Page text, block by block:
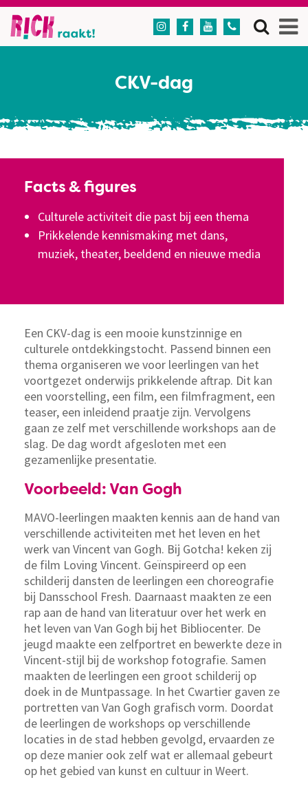
   
CKV-dag
Facts & figures
Culturele activiteit die past bij een thema
Prikkelende kennismaking met dans,
muziek, theater, beeldend en nieuwe media
Een CKV-dag is een mooie kunstzinnige en
culturele ontdekkingstocht. Passend binnen een
thema organiseren we voor leerlingen van het
voortgezet onderwijs prikkelende aftrap. Dit kan
een voorstelling, een film, een filmfragment, een
teaser, een inleidend praatje zijn. Vervolgens
gaan ze zelf met verschillende workshops aan de
slag. De dag wordt afgesloten met een
gezamenlijke presentatie.
Voorbeeld: Van Gogh
MAVO-leerlingen maakten kennis aan de hand van
verschillende activiteiten met het leven en het
werk van Vincent van Gogh. Bij Gotcha! keken zij
de film Loving Vincent. Geïnspireerd op een
schilderij dansten de leerlingen een choreografie
bij Dansschool Fresh. Daarnaast maakten ze een
rap aan de hand van literatuur over het werk en
het leven van Van Gogh bij het Bibliocenter. De
jeugd maakte een zelfportret en bewerkte deze in
Vincent-stijl bij de workshop fotografie. Samen
maakten de leerlingen een groot schilderij op
doek in de Muntpassage. In het Cwartier gaven ze
portretten van Van Gogh grafisch vorm. Doordat
de leerlingen de workshops op verschillende
locaties in de stad hebben gevolgd, ervaarden ze
op deze manier ook zelf wat er allemaal gebeurt
op het gebied van kunst en cultuur in Weert.